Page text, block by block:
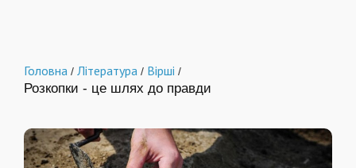
Головна / Література / Вірші /
Розкопки - це шлях до правди